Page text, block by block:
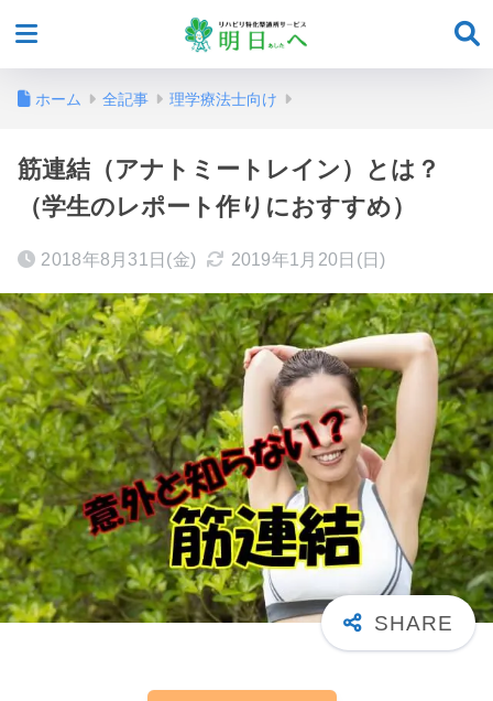
ホーム 全記事 理学療法士向け
筋連結（アナトミートレイン）とは？
（学生のレポート作りにおすすめ）
2018年8月31日(金) 2019年1月20日(日)